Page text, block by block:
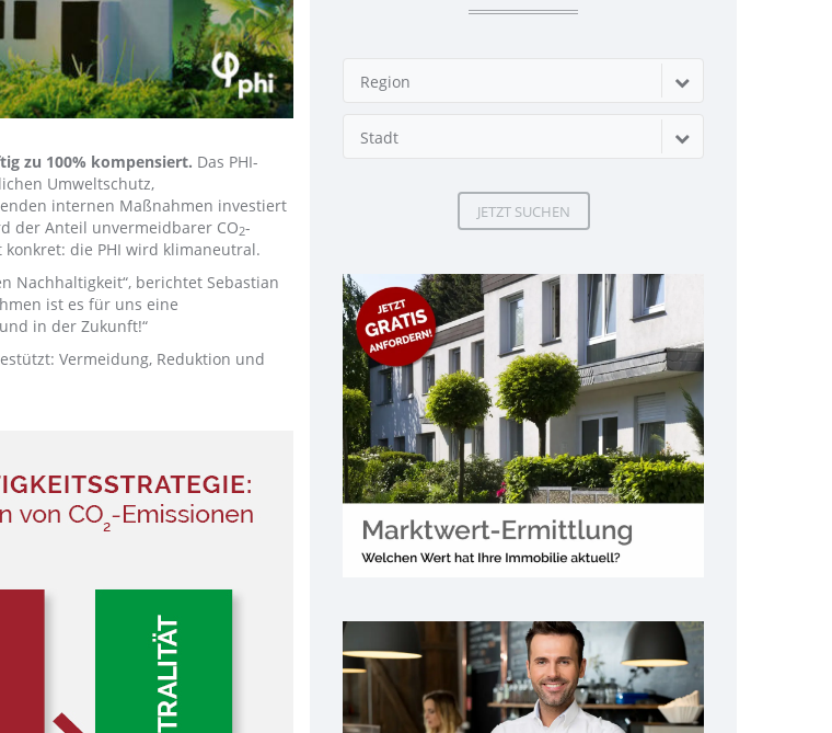
zu 100% kompensiert. Das PHI-
Umweltschutz,
internen Maßnahmen investiert
der Anteil unvermeidbarer CO2-
die PHI wird klimaneutral.
Nachhaltigkeit“, berichtet Sebastian
ist es für uns eine
in der Zukunft!“
Vermeidung, Reduktion und
Region
Stadt
JETZT SUCHEN